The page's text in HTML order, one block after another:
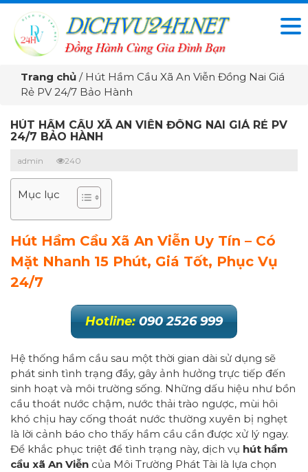
Trang chủ / Hút Hầm Cầu Xã An Viễn Đồng Nai Giá
Rẻ PV 24/7 Bảo Hành
HÚT HẦM CẦU XÃ AN VIỄN ĐỒNG NAI GIÁ RẺ PV
24/7 BẢO HÀNH
admin 240
Mục lục
Hút Hầm Cầu Xã An Viễn Uy Tín – Có
Mặt Nhanh 15 Phút, Giá Tốt, Phục Vụ
24/7
Hotline: 090 2526 999
Hệ thống hầm cầu sau một thời gian dài sử dụng sẽ
phát sinh tình trạng đầy, gây ảnh hưởng trực tiếp đến
sinh hoạt và môi trường sống. Những dấu hiệu như bồn
cầu thoát nước chậm, nước thải trào ngược, mùi hôi
khó chịu hay cống thoát nước thường xuyên bị nghẹt
là lời cảnh báo cho thấy hầm cầu cần được xử lý ngay.
Để khắc phục triệt để tình trạng này, dịch vụ hút hầm
cầu xã An Viễn của Môi Trường Phát Tài là lựa chọn